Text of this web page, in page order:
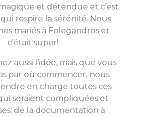
et détendue et c’est
respire la sérénité. Nous
mariés à Folegandros et
c’était super!
aussi l’idée, mais que vous
par où commencer, nous
en charge toutes ces
seraient compliquées et
de la documentation à